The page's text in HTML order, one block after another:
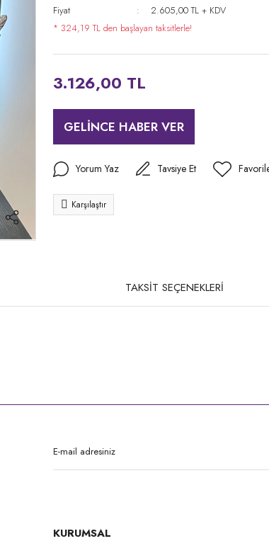
Fiyat
2.605,00 TL + KDV
* 324,19 TL den başlayan taksitlerle!
3.126,00 TL
GELİNCE HABER VER
Yorum Yaz Tavsiye Et
Karşılaştır
TAKSİT SEÇENEKLERİ
KURUMSAL